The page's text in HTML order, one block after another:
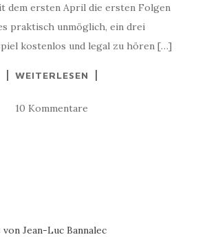
dem ersten April die ersten Folgen
praktisch unmöglich, ein drei
kostenlos und legal zu hören […]
WEITERLESEN
10 Kommentare
Jean-Luc Bannalec